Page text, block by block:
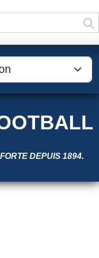
DEPUIS 1894.